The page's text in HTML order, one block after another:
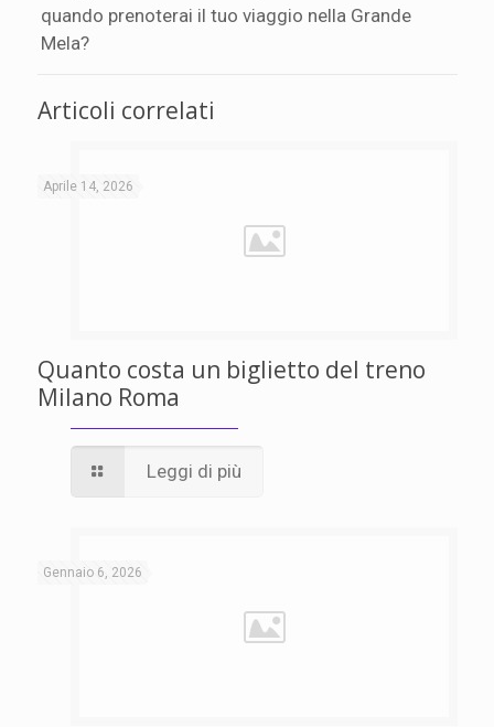
quando prenoterai il tuo viaggio nella Grande
Mela?
Articoli correlati
Aprile 14, 2026
Quanto costa un biglietto del treno
Milano Roma
Leggi di più
Gennaio 6, 2026